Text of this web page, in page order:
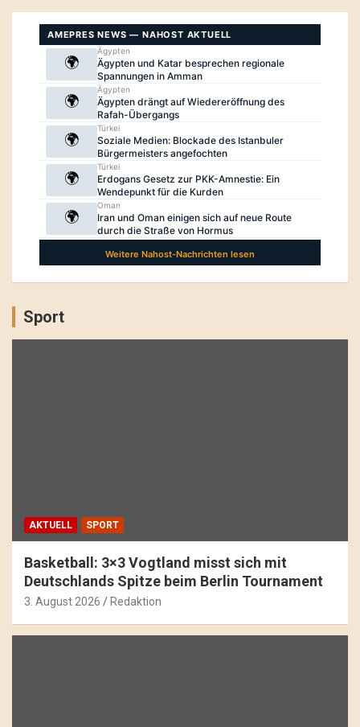
Sport
AKTUELL SPORT
Basketball: 3×3 Vogtland misst sich mit
Deutschlands Spitze beim Berlin Tournament
3. August 2026 Redaktion